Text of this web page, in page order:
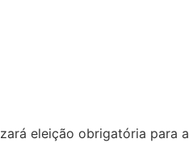
eleição obrigatória para a